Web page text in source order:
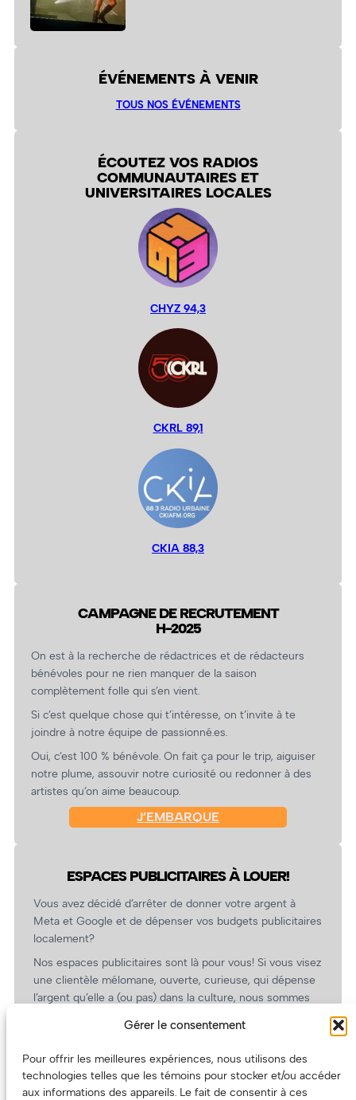
Gérer le consentement
Pour offrir les meilleures expériences, nous utilisons des
technologies telles que les témoins pour stocker et/ou accéder
aux informations des appareils. Le fait de consentir à ces
ÉVÉNEMENTS À VENIR
TOUS NOS ÉVÉNEMENTS
ÉCOUTEZ VOS RADIOS
COMMUNAUTAIRES ET
UNIVERSITAIRES LOCALES
CHYZ 94,3
CKRL 89,1
CKIA 88,3
CAMPAGNE DE RECRUTEMENT
H-2025
On est à la recherche de rédactrices et de rédacteurs
bénévoles pour ne rien manquer de la saison
complètement folle qui s’en vient.
Si c’est quelque chose qui t’intéresse, on t’invite à te
joindre à notre équipe de passionné.es.
Oui, c’est 100 % bénévole. On fait ça pour le trip, aiguiser
notre plume, assouvir notre curiosité ou redonner à des
artistes qu’on aime beaucoup.
J’EMBARQUE
ESPACES PUBLICITAIRES À LOUER!
Vous avez décidé d’arrêter de donner votre argent à
Meta et Google et de dépenser vos budgets publicitaires
localement?
Nos espaces publicitaires sont là pour vous! Si vous visez
une clientèle mélomane, ouverte, curieuse, qui dépense
l’argent qu’elle a (ou pas) dans la culture, nous sommes
revient.
(Oui, on va avoir des tarifs spéciaux pour vous, les